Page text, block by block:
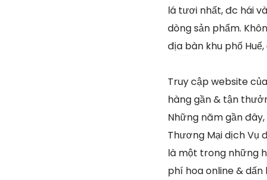
lá tươi nhất, đc hái
dòng sản phẩm.
địa bàn khu phố
Truy cập website
hàng gần & tận
Những năm gần
Thương Mại dịch Vụ
là một trong những
phí hoa online &